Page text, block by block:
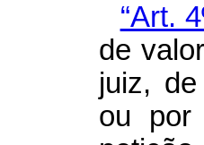
“Art.
de
juiz,
ou por